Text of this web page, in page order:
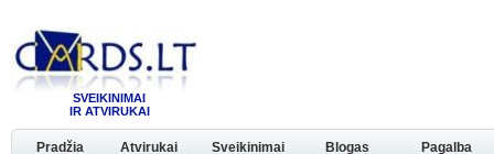
SVEIKINIMAI
IR ATVIRUKAI
Pradžia Atvirukai Sveikinimai Blogas Pagalba